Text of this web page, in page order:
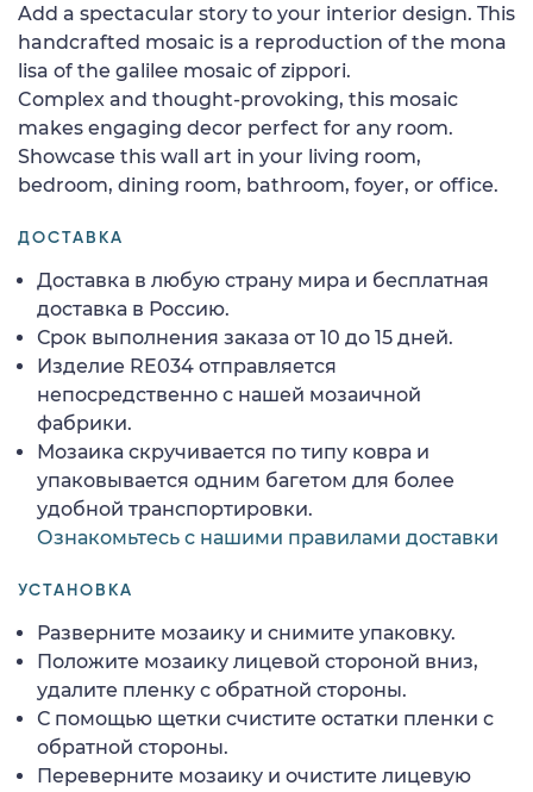
Add a spectacular story to your interior design. This
handcrafted mosaic is a reproduction of the mona
lisa of the galilee mosaic of zippori.
Complex and thought-provoking, this mosaic
makes engaging decor perfect for any room.
Showcase this wall art in your living room,
bedroom, dining room, bathroom, foyer, or office.
ДОСТАВКА
Доставка в любую страну мира и бесплатная
доставка в Россию.
Срок выполнения заказа от 10 до 15 дней.
Изделие RE034 отправляется
непосредственно с нашей мозаичной
фабрики.
Мозаика скручивается по типу ковра и
упаковывается одним багетом для более
удобной транспортировки.
Ознакомьтесь с нашими правилами доставки
УСТАНОВКА
Разверните мозаику и снимите упаковку.
Положите мозаику лицевой стороной вниз,
удалите пленку с обратной стороны.
С помощью щетки счистите остатки пленки с
обратной стороны.
Переверните мозаику и очистите лицевую